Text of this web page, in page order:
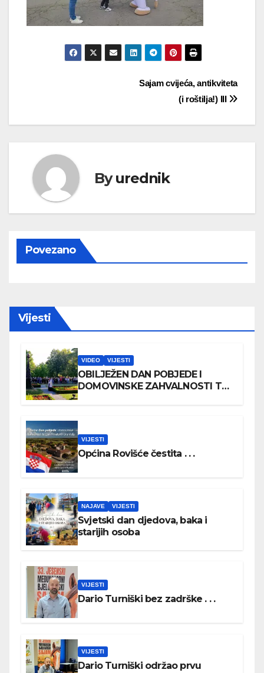
Sajam cvijeća, antikviteta
(i roštilja!) III
Byurednik
Povezano
Vijesti
VIDEO VIJESTI
OBILJEŽEN DAN POBJEDE I
DOMOVINSKE ZAHVALNOSTI TE
VIJESTI
Općina Rovišće čestita . . .
NAJAVE VIJESTI
Svjetski dan djedova, baka i
starijih osoba
VIJESTI
Dario Turniški bez zadrške . . .
VIJESTI
Dario Turniški održao prvu